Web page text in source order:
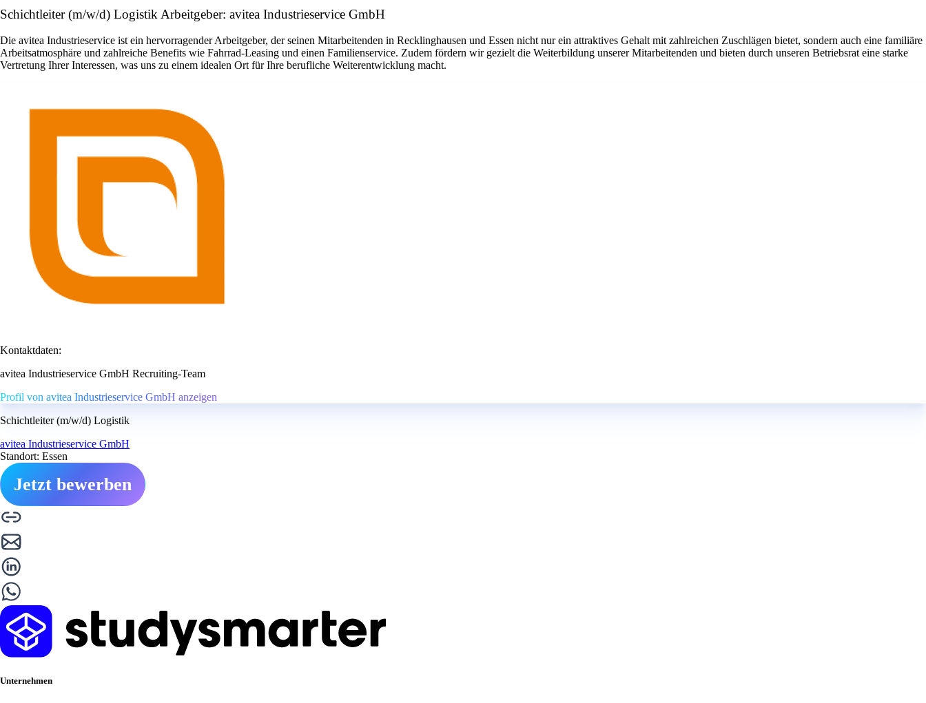
Schichtleiter (m/w/d) Logistik Arbeitgeber: avitea Industrieservice GmbH
Die avitea Industrieservice ist ein hervorragender Arbeitgeber, der seinen Mitarbeitenden in Recklinghausen und Essen nicht nur ein attraktives Gehalt mit zahlreichen Zuschlägen bietet, sondern auch eine familiäre
Arbeitsatmosphäre und zahlreiche Benefits wie Fahrrad-Leasing und einen Familienservice. Zudem fördern wir gezielt die Weiterbildung unserer Mitarbeitenden und bieten durch unseren Betriebsrat eine starke
Vertretung Ihrer Interessen, was uns zu einem idealen Ort für Ihre berufliche Weiterentwicklung macht.
Kontaktdaten:
avitea Industrieservice GmbH Recruiting-Team
Profil von avitea Industrieservice GmbH anzeigen
Schichtleiter (m/w/d) Logistik
avitea Industrieservice GmbH
Standort: Essen
Jetzt bewerben
Unternehmen